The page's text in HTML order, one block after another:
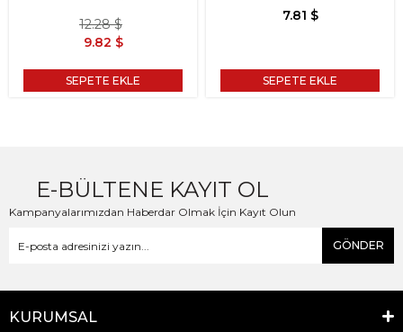
9.82 $
12.28 $
SEPETE EKLE
7.81 $
SEPETE EKLE
E-BÜLTENE KAYIT OL
Kampanyalarımızdan Haberdar Olmak İçin Kayıt Olun
GÖNDER
KURUMSAL